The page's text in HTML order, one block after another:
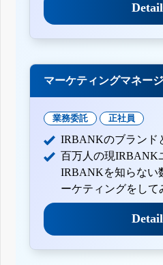
Detail
マーケティングマネー
業務委託 正社員
IRBANKのブランド
百万人の現IRBANK
IRBANKを知らない
ーケティングをして
Detail